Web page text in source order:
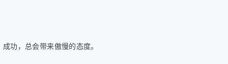
成功，总会带来傲慢的态度。